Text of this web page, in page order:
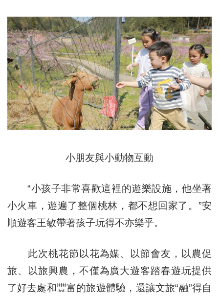
小朋友與小動物互動
“小孩子非常喜歡這裡的遊樂設施，他坐著
小火車，遊遍了整個桃林，都不想回家了。”安
順遊客王敏帶著孩子玩得不亦樂乎。
此次桃花節以花為媒、以節會友，以農促
旅、以旅興農，不僅為廣大遊客踏春遊玩提供
了好去處和豐富的旅遊體驗，還讓文旅“融”得自